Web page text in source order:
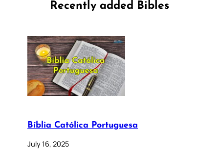
Recently added Bibles
Bíblia Católica Portuguesa
July 16, 2025